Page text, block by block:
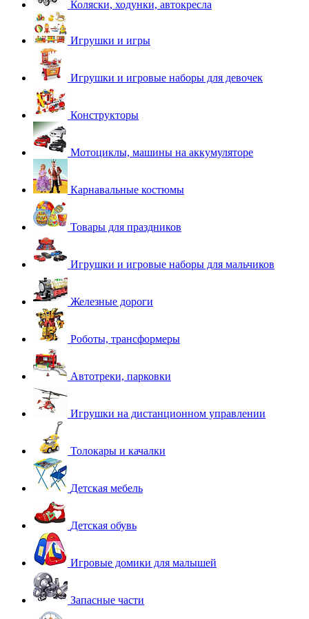
Коляски, ходунки, автокресла
Игрушки и игры
Игрушки и игровые наборы для девочек
Конструкторы
Мотоциклы, машины на аккумуляторе
Карнавальные костюмы
Товары для праздников
Игрушки и игровые наборы для мальчиков
Железные дороги
Роботы, трансформеры
Автотреки, парковки
Игрушки на дистанционном управлении
Толокары и качалки
Детская мебель
Детская обувь
Игровые домики для малышей
Запасные части